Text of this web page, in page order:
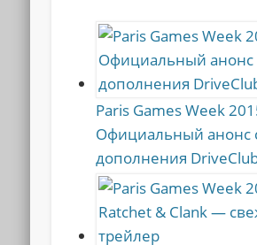
Paris Games Week
Официальный анонс
дополнения